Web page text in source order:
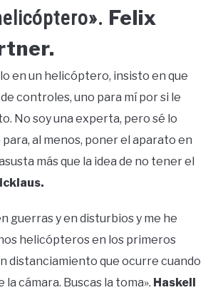
Felix
en un helicóptero, insisto en que
controles, uno para mí por si le
No soy una experta, pero sé lo
al menos, poner el aparato en
más que la idea de no tener el
guerras y en disturbios y me he
helicópteros en los primeros
distanciamiento que ocurre cuando
la cámara. Buscas la toma». Haskell